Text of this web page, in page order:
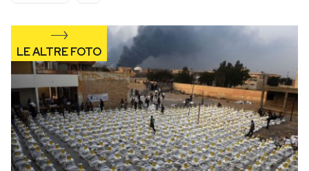
Scienza
Cultura
Economia
Sport
Media
Altrecose
Mondiali calcio 2026
PODCAST